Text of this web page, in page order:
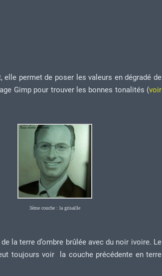
permet de poser les valeurs en dégradé de
Gimp pour trouver les bonnes tonalités (voir
3ème couche : la grisaille
la terre d’ombre brûlée avec du noir ivoire. Le
toujours voir la couche précédente en terre